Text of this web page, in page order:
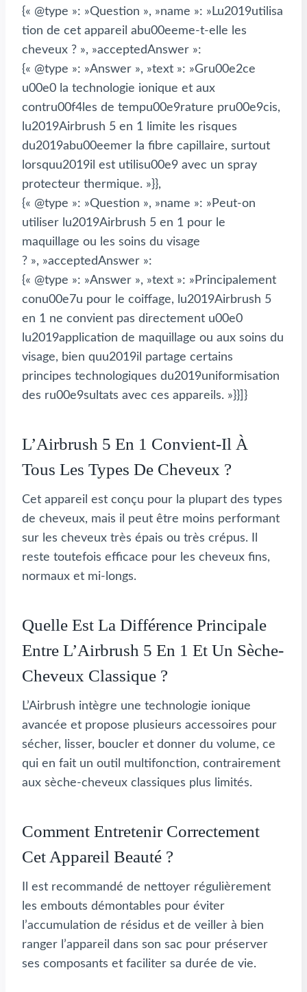
{« @type »: »Question », »name »: »Lu2019utilisa
tion de cet appareil abu00eeme-t-elle les
cheveux ? », »acceptedAnswer »:
{« @type »: »Answer », »text »: »Gru00e2ce
u00e0 la technologie ionique et aux
contru00f4les de tempu00e9rature pru00e9cis,
lu2019Airbrush 5 en 1 limite les risques
du2019abu00eemer la fibre capillaire, surtout
lorsquu2019il est utilisu00e9 avec un spray
protecteur thermique. »}},
{« @type »: »Question », »name »: »Peut-on
utiliser lu2019Airbrush 5 en 1 pour le
maquillage ou les soins du visage
? », »acceptedAnswer »:
{« @type »: »Answer », »text »: »Principalement
conu00e7u pour le coiffage, lu2019Airbrush 5
en 1 ne convient pas directement u00e0
lu2019application de maquillage ou aux soins du
visage, bien quu2019il partage certains
principes technologiques du2019uniformisation
des ru00e9sultats avec ces appareils. »}}]}
L’Airbrush 5 En 1 Convient-Il À
Tous Les Types De Cheveux ?
Cet appareil est conçu pour la plupart des types
de cheveux, mais il peut être moins performant
sur les cheveux très épais ou très crépus. Il
reste toutefois efficace pour les cheveux fins,
normaux et mi-longs.
Quelle Est La Différence Principale
Entre L’Airbrush 5 En 1 Et Un Sèche-
Cheveux Classique ?
L’Airbrush intègre une technologie ionique
avancée et propose plusieurs accessoires pour
sécher, lisser, boucler et donner du volume, ce
qui en fait un outil multifonction, contrairement
aux sèche-cheveux classiques plus limités.
Comment Entretenir Correctement
Cet Appareil Beauté ?
Il est recommandé de nettoyer régulièrement
les embouts démontables pour éviter
l’accumulation de résidus et de veiller à bien
ranger l’appareil dans son sac pour préserver
ses composants et faciliter sa durée de vie.